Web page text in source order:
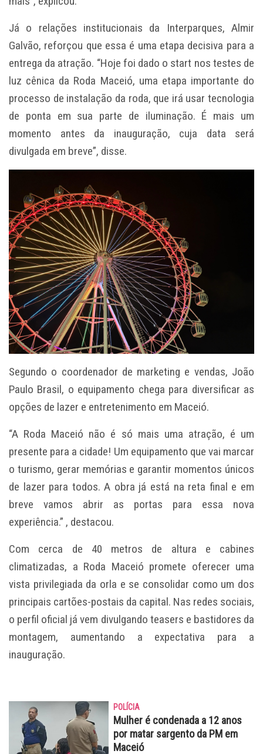
Já o relações institucionais da Interparques, Almir
Galvão, reforçou que essa é uma etapa decisiva para a
entrega da atração. “Hoje foi dado o start nos testes de
luz cênica da Roda Maceió, uma etapa importante do
processo de instalação da roda, que irá usar tecnologia
de ponta em sua parte de iluminação. É mais um
momento antes da inauguração, cuja data será
divulgada em breve”, disse.
Segundo o coordenador de marketing e vendas, João
Paulo Brasil, o equipamento chega para diversificar as
opções de lazer e entretenimento em Maceió.
“A Roda Maceió não é só mais uma atração, é um
presente para a cidade! Um equipamento que vai marcar
o turismo, gerar memórias e garantir momentos únicos
de lazer para todos. A obra já está na reta final e em
breve vamos abrir as portas para essa nova
experiência.” , destacou.
Com cerca de 40 metros de altura e cabines
climatizadas, a Roda Maceió promete oferecer uma
vista privilegiada da orla e se consolidar como um dos
principais cartões-postais da capital. Nas redes sociais,
o perfil oficial já vem divulgando teasers e bastidores da
montagem, aumentando a expectativa para a
inauguração.
POLÍCIA
Mulher é condenada a 12 anos
por matar sargento da PM em
Maceió